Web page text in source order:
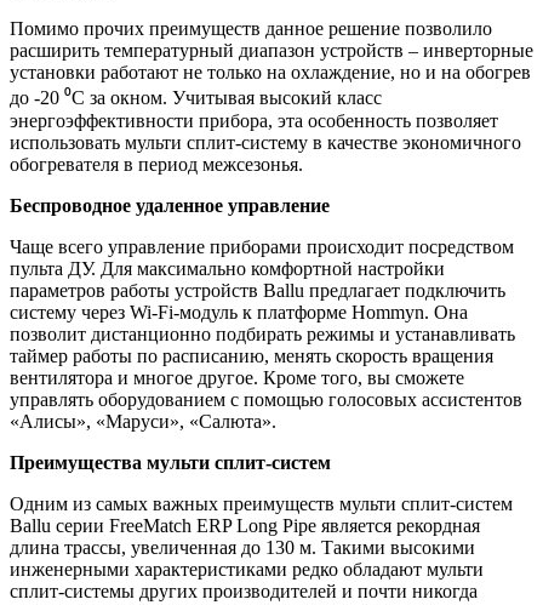
Помимо прочих преимуществ данное решение позволило
расширить температурный диапазон устройств – инверторные
установки работают не только на охлаждение, но и на обогрев
до -20 ⁰С за окном. Учитывая высокий класс
энергоэффективности прибора, эта особенность позволяет
использовать мульти сплит-систему в качестве экономичного
обогревателя в период межсезонья.
Беспроводное удаленное управление
Чаще всего управление приборами происходит посредством
пульта ДУ. Для максимально комфортной настройки
параметров работы устройств Ballu предлагает подключить
систему через Wi-Fi-модуль к платформе Hommyn. Она
позволит дистанционно подбирать режимы и устанавливать
таймер работы по расписанию, менять скорость вращения
вентилятора и многое другое. Кроме того, вы сможете
управлять оборудованием с помощью голосовых ассистентов
«Алисы», «Маруси», «Салюта».
Преимущества мульти сплит-систем
Одним из самых важных преимуществ мульти сплит-систем
Ballu серии FreeMatch ERP Long Pipe является рекордная
длина трассы, увеличенная до 130 м. Такими высокими
инженерными характеристиками редко обладают мульти
сплит-системы других производителей и почти никогда